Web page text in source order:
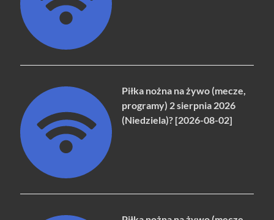
Piłka nożna na żywo (mecze,
programy) 2 sierpnia 2026
(Niedziela)? [2026-08-02]